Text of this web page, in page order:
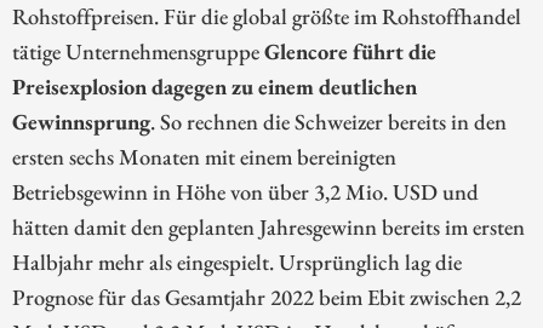
Rohstoffpreisen. Für die global größte im Rohstoffhandel
tätige UnternehmensgruppeGlencore führt die
Preisexplosion dagegen zu einem deutlichen
Gewinnsprung. So rechnen die Schweizer bereits in den
ersten sechs Monaten mit einem bereinigten
Betriebsgewinn in Höhe von über 3,2 Mio. USD und
hätten damit den geplanten Jahresgewinn bereits im ersten
Halbjahr mehr als eingespielt. Ursprünglich lag die
Prognose für das Gesamtjahr 2022 beim Ebit zwischen 2,2